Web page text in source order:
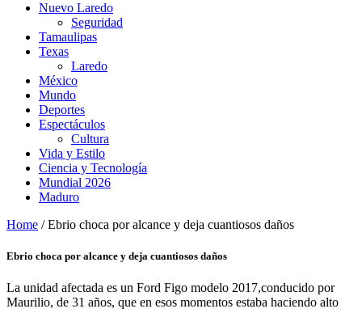
Nuevo Laredo
Seguridad
Tamaulipas
Texas
Laredo
México
Mundo
Deportes
Espectáculos
Cultura
Vida y Estilo
Ciencia y Tecnología
Mundial 2026
Maduro
Home / Ebrio choca por alcance y deja cuantiosos daños
Ebrio choca por alcance y deja cuantiosos daños
La unidad afectada es un Ford Figo modelo 2017,conducido por
Maurilio, de 31 años, que en esos momentos estaba haciendo alto